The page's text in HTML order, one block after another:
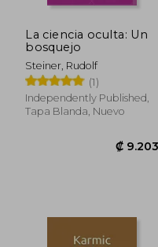
La ciencia oculta: Un
bosquejo
Steiner, Rudolf
(1)
Independently Published,
Tapa Blanda, Nuevo